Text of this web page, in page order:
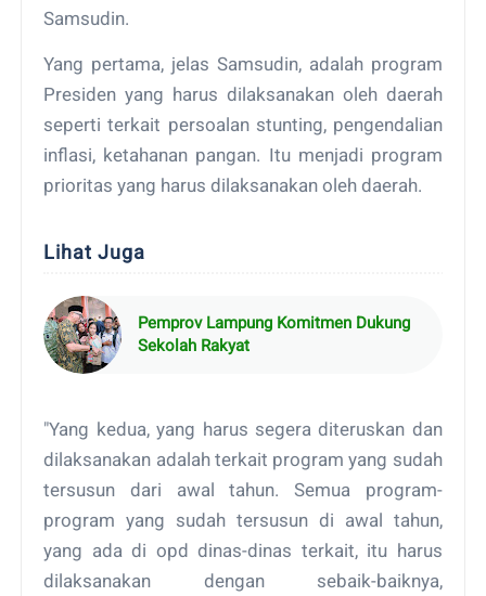
Samsudin.
Yang pertama, jelas Samsudin, adalah program
Presiden yang harus dilaksanakan oleh daerah
seperti terkait persoalan stunting, pengendalian
inflasi, ketahanan pangan. Itu menjadi program
prioritas yang harus dilaksanakan oleh daerah.
Lihat Juga
Pemprov Lampung Komitmen Dukung
Sekolah Rakyat
"Yang kedua, yang harus segera diteruskan dan
dilaksanakan adalah terkait program yang sudah
tersusun dari awal tahun. Semua program-
program yang sudah tersusun di awal tahun,
yang ada di opd dinas-dinas terkait, itu harus
dilaksanakan dengan sebaik-baiknya,